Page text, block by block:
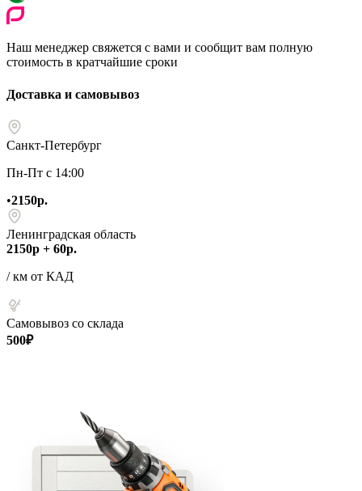
Наш менеджер свяжется с вами и сообщит вам полную
стоимость в кратчайшие сроки
Доставка и самовывоз
Санкт-Петербург
Пн-Пт с 14:00
•2150р.
Ленинградская область
2150р + 60р.
/ км от КАД
Самовывоз со склада
500₽